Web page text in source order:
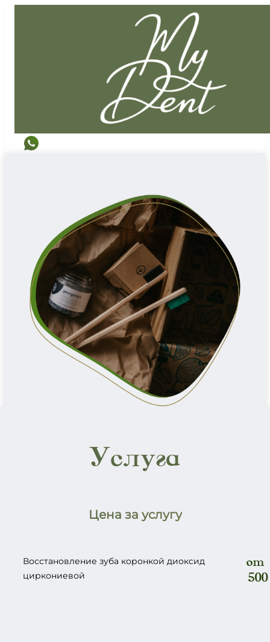
Услуга
Цена за услугу
Восстановление зуба коронкой диокcид
циркониевой
от